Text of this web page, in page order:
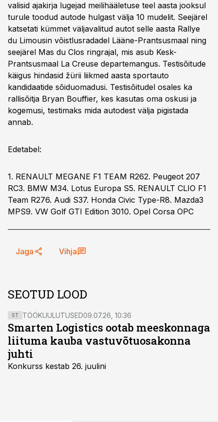
valisid ajakirja lugejad meilihääletuse teel aasta jooksul
turule toodud autode hulgast välja 10 mudelit. Seejärel
katsetati kümmet väljavalitud autot selle aasta Rallye
du Limousin võistlusradadel Lääne-Prantsusmaal ning
seejärel Mas du Clos ringrajal, mis asub Kesk-
Prantsusmaal La Creuse departemangus. Testisõitude
käigus hindasid žürii liikmed aasta sportauto
kandidaatide sõiduomadusi. Testisõitudel osales ka
rallisõitja Bryan Bouffier, kes kasutas oma oskusi ja
kogemusi, testimaks mida autodest välja pigistada
annab.
Edetabel:
1. RENAULT MEGANE F1 TEAM R262. Peugeot 207
RC3. BMW M34. Lotus Europa S5. RENAULT CLIO F1
Team R276. Audi S37. Honda Civic Type-R8. Mazda3
MPS9. VW Golf GTI Edition 3010. Opel Corsa OPC
Jaga Vihja
SEOTUD LOOD
ST TÖÖKUULUTUSED09.07.26, 10:36
Smarten Logistics ootab meeskonnaga
liituma kauba vastuvõtuosakonna
juhti
Konkurss kestab 26. juulini